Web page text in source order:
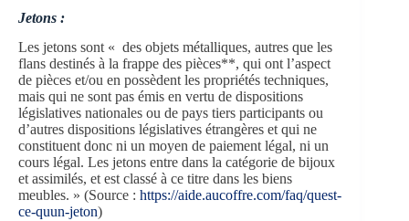
Jetons :
Les jetons sont « des objets métalliques, autres que les
flans destinés à la frappe des pièces**, qui ont l’aspect
de pièces et/ou en possèdent les propriétés techniques,
mais qui ne sont pas émis en vertu de dispositions
législatives nationales ou de pays tiers participants ou
d’autres dispositions législatives étrangères et qui ne
constituent donc ni un moyen de paiement légal, ni un
cours légal. Les jetons entre dans la catégorie de bijoux
et assimilés, et est classé à ce titre dans les biens
meubles. » (Source : https://aide.aucoffre.com/faq/quest-
ce-quun-jeton)